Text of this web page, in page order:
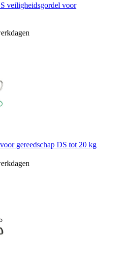
veiligheidsgordel voor
gereedschap DS tot 20 kg